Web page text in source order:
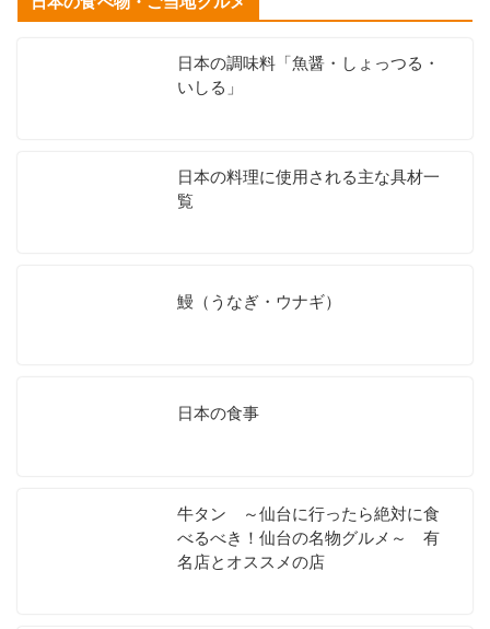
日本の調味料「魚醤・しょっつる・
いしる」
日本の料理に使用される主な具材一
覧
鰻（うなぎ・ウナギ）
日本の食事
牛タン ～仙台に行ったら絶対に食
べるべき！仙台の名物グルメ～ 有
名店とオススメの店